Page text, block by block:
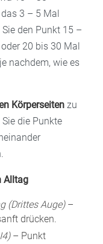
3 – 5 Mal
den Punkt 15 –
20 bis 30 Mal
nachdem, wie es
Körperseiten zu
die Punkte
Alltag
(Drittes Auge)–
drücken.
– Punkt